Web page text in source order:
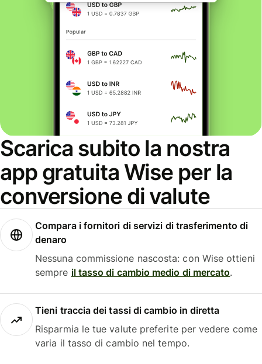
Scarica subito la nostra
app gratuita Wise per la
conversione di valute
Compara i fornitori di servizi di trasferimento di
denaro
Nessuna commissione nascosta: con Wise ottieni
sempre il tasso di cambio medio di mercato.
Tieni traccia dei tassi di cambio in diretta
Risparmia le tue valute preferite per vedere come
varia il tasso di cambio nel tempo.